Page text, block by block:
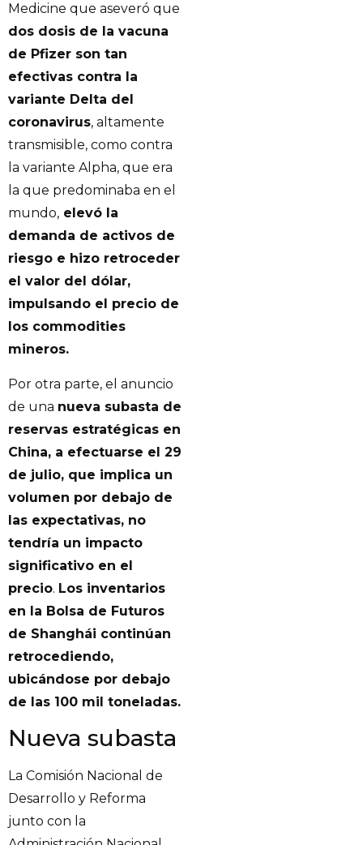
Medicine que aseveró que
dos dosis de la vacuna
de Pfizer son tan
efectivas contra la
variante Delta del
coronavirus, altamente
transmisible, como contra
la variante Alpha, que era
la que predominaba en el
mundo, elevó la
demanda de activos de
riesgo e hizo retroceder
el valor del dólar,
impulsando el precio de
los commodities
mineros.
Por otra parte, el anuncio
de una nueva subasta de
reservas estratégicas en
China, a efectuarse el 29
de julio, que implica un
volumen por debajo de
las expectativas, no
tendría un impacto
significativo en el
precio. Los inventarios
en la Bolsa de Futuros
de Shanghái continúan
retrocediendo,
ubicándose por debajo
de las 100 mil toneladas.
Nueva subasta
La Comisión Nacional de
Desarrollo y Reforma
junto con la